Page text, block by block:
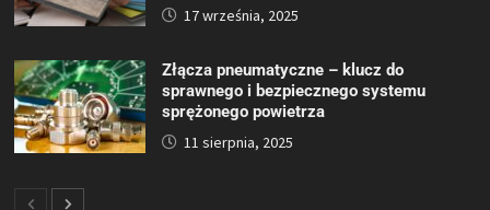
17 września, 2025
Złącza pneumatyczne – klucz do
sprawnego i bezpiecznego systemu
sprężonego powietrza
11 sierpnia, 2025